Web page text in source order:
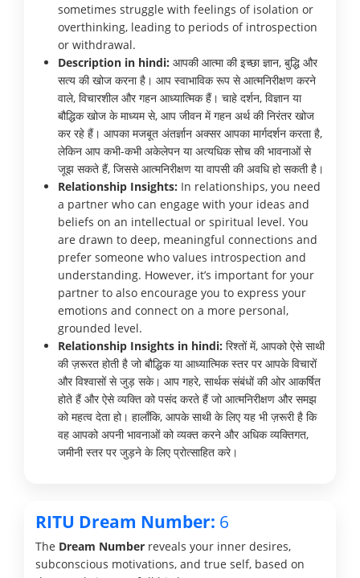
sometimes struggle with feelings of isolation or
overthinking, leading to periods of introspection
or withdrawal.
Description in hindi: आपकी आत्मा की इच्छा ज्ञान, बुद्धि और
सत्य की खोज करना है। आप स्वाभाविक रूप से आत्मनिरीक्षण करने
वाले, विचारशील और गहन आध्यात्मिक हैं। चाहे दर्शन, विज्ञान या
बौद्धिक खोज के माध्यम से, आप जीवन में गहन अर्थ की निरंतर खोज
कर रहे हैं। आपका मजबूत अंतर्ज्ञान अक्सर आपका मार्गदर्शन करता है,
लेकिन आप कभी-कभी अकेलेपन या अत्यधिक सोच की भावनाओं से
जूझ सकते हैं, जिससे आत्मनिरीक्षण या वापसी की अवधि हो सकती है।
Relationship Insights: In relationships, you need
a partner who can engage with your ideas and
beliefs on an intellectual or spiritual level. You
are drawn to deep, meaningful connections and
prefer someone who values introspection and
understanding. However, it’s important for your
partner to also encourage you to express your
emotions and connect on a more personal,
grounded level.
Relationship Insights in hindi: रिश्तों में, आपको ऐसे साथी
की ज़रूरत होती है जो बौद्धिक या आध्यात्मिक स्तर पर आपके विचारों
और विश्वासों से जुड़ सके। आप गहरे, सार्थक संबंधों की ओर आकर्षित
होते हैं और ऐसे व्यक्ति को पसंद करते हैं जो आत्मनिरीक्षण और समझ
को महत्व देता हो। हालाँकि, आपके साथी के लिए यह भी ज़रूरी है कि
वह आपको अपनी भावनाओं को व्यक्त करने और अधिक व्यक्तिगत,
जमीनी स्तर पर जुड़ने के लिए प्रोत्साहित करे।
RITU Dream Number: 6
The Dream Number reveals your inner desires,
subconscious motivations, and true self, based on